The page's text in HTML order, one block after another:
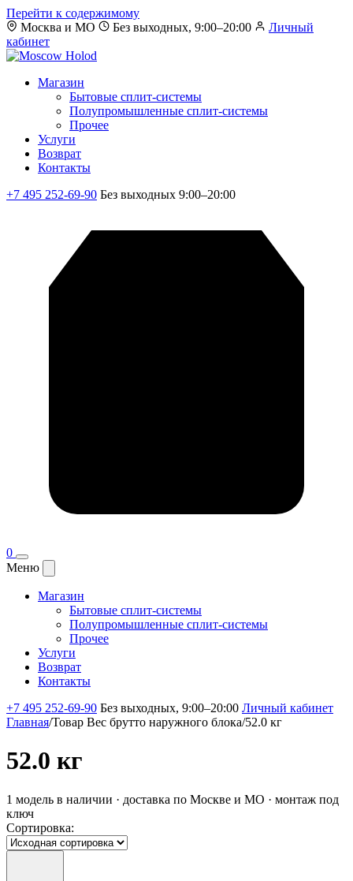
Перейти к содержимому
Москва и МО
Без выходных, 9:00–20:00
Личный
кабинет
Магазин
Бытовые сплит-системы
Полупромышленные сплит-системы
Прочее
Услуги
Возврат
Контакты
+7 495 252-69-90 Без выходных 9:00–20:00
0
Меню
Магазин
Бытовые сплит-системы
Полупромышленные сплит-системы
Прочее
Услуги
Возврат
Контакты
+7 495 252-69-90 Без выходных, 9:00–20:00 Личный кабинет
Главная/Товар Вес брутто наружного блока/52.0 кг
52.0 кг
1 модель в наличии · доставка по Москве и МО · монтаж под
ключ
Сортировка: